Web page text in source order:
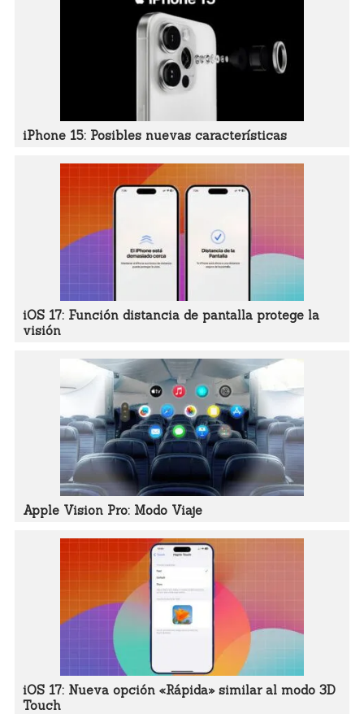
iPhone 15: Posibles nuevas características
iOS 17: Función distancia de pantalla protege la
visión
Apple Vision Pro: Modo Viaje
iOS 17: Nueva opción «Rápida» similar al modo 3D
Touch